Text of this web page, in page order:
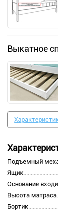
Выкатное
Подъемный
Ящик
Основание
Высота матраса
Бортик